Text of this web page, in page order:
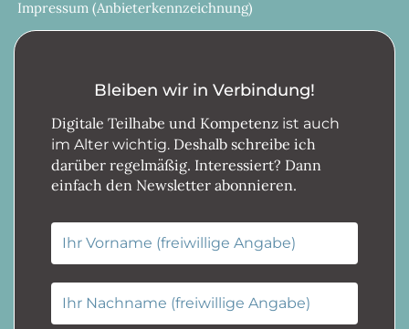
Impressum (Anbieterkennzeichnung)
Bleiben wir in Verbindung!
Digitale Teilhabe und Kompetenz ist auch
im Alter wichtig. Deshalb schreibe ich
darüber regelmäßig. Interessiert? Dann
einfach den Newsletter abonnieren.